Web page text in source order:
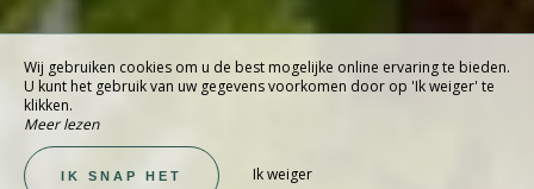
Wij gebruiken cookies om u de best mogelijke online ervaring te bieden.
U kunt het gebruik van uw gegevens voorkomen door op 'Ik weiger' te
klikken.
Meer lezen
IK SNAP HET Ik weiger